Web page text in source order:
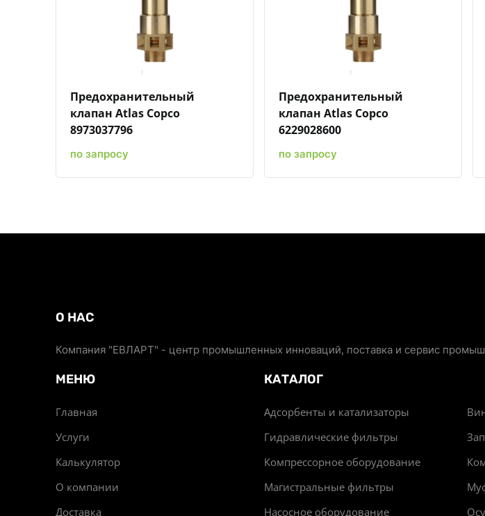
Быстрый просмотрДобавить к сравнению
Предохранительный
клапан Atlas Copco
8973037796
по запросу
Быстрый просмотрДобавить к сравнению
Предохранительный
клапан Atlas Copco
6229028600
по запросу
О НАС
Компания "ЕВЛАРТ" - центр промышленных инноваций, поставка и сервис
МЕНЮ
Главная
Услуги
Калькулятор
О компании
Доставка
КАТАЛОГ
Адсорбенты и катализаторы
Гидравлические фильтры
Компрессорное оборудование
Магистральные фильтры
Насосное оборудование